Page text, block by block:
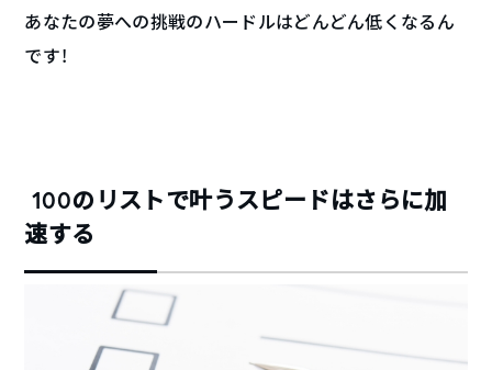
あなたの夢への挑戦のハードルはどんどん低くなるん
です！
100のリストで叶うスピードはさらに加
速する